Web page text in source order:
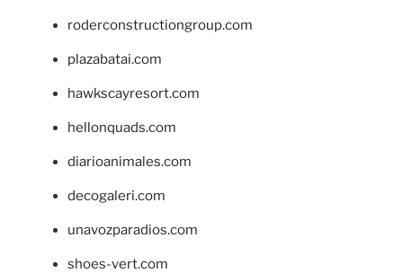
roderconstructiongroup.com
plazabatai.com
hawkscayresort.com
hellonquads.com
diarioanimales.com
decogaleri.com
unavozparadios.com
shoes-vert.com